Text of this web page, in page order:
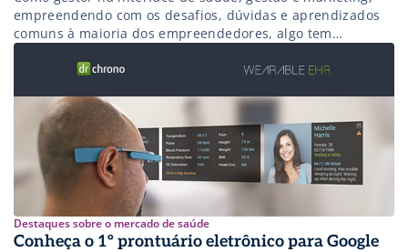
empreendendo com os desafios, dúvidas e aprendizados
comuns à maioria dos empreendedores, algo tem
chamado a minha atenção recentemente, e uma
propaganda da Philips só fez mais eu ter certeza disso.
Destaques sobre o mercado de saúde
Conheça o 1º prontuário eletrônico para Google